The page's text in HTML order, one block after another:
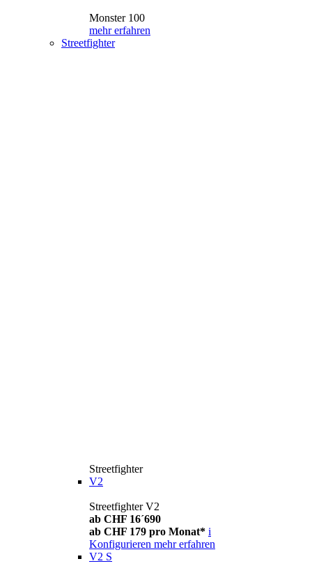
Monster 100
mehr erfahren
Streetfighter
Streetfighter
V2
Streetfighter V2
ab CHF 16´690
ab CHF 179 pro Monat* i
Konfigurieren mehr erfahren
V2 S